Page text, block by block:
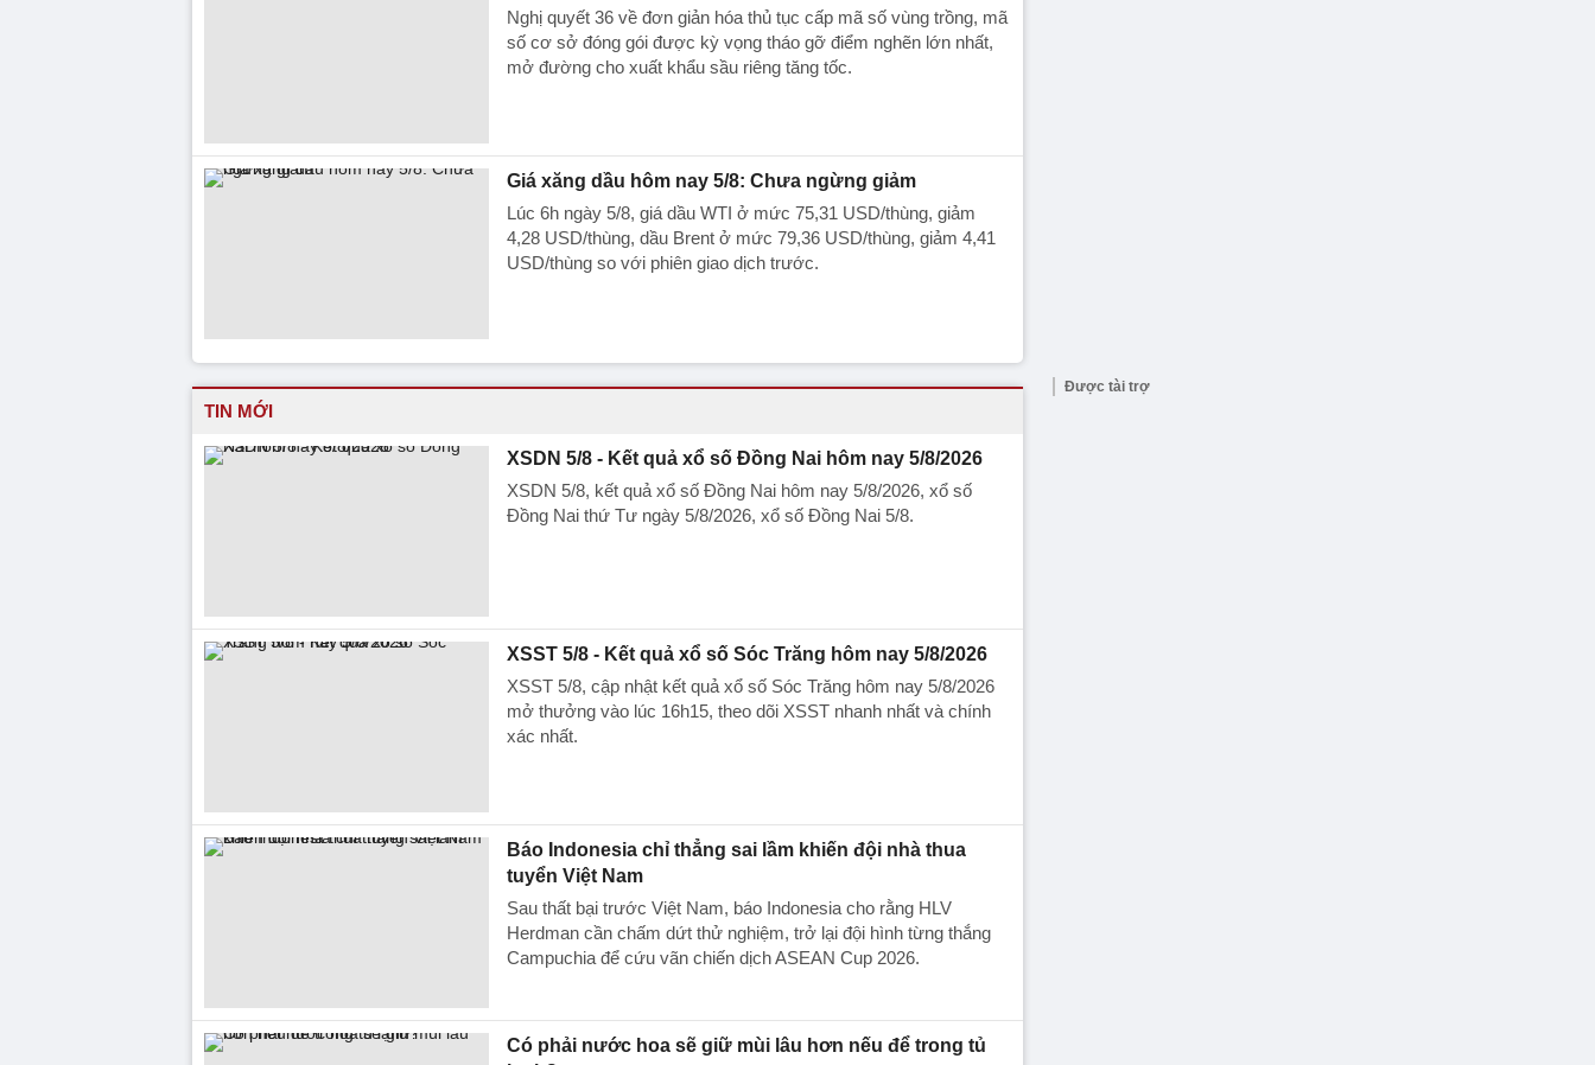
Nghị quyết 36 về đơn giản hóa thủ tục cấp mã số vùng trồng, mã
số cơ sở đóng gói được kỳ vọng tháo gỡ điểm nghẽn lớn nhất,
mở đường cho xuất khẩu sầu riêng tăng tốc.
Giá xăng dầu hôm nay 5/8: Chưa ngừng giảm
Lúc 6h ngày 5/8, giá dầu WTI ở mức 75,31 USD/thùng, giảm
4,28 USD/thùng, dầu Brent ở mức 79,36 USD/thùng, giảm 4,41
USD/thùng so với phiên giao dịch trước.
TIN MỚI
XSDN 5/8 - Kết quả xổ số Đồng Nai hôm nay 5/8/2026
XSDN 5/8, kết quả xổ số Đồng Nai hôm nay 5/8/2026, xổ số
Đồng Nai thứ Tư ngày 5/8/2026, xổ số Đồng Nai 5/8.
XSST 5/8 - Kết quả xổ số Sóc Trăng hôm nay 5/8/2026
XSST 5/8, cập nhật kết quả xổ số Sóc Trăng hôm nay 5/8/2026
mở thưởng vào lúc 16h15, theo dõi XSST nhanh nhất và chính
xác nhất.
Báo Indonesia chỉ thẳng sai lầm khiến đội nhà thua
tuyển Việt Nam
Sau thất bại trước Việt Nam, báo Indonesia cho rằng HLV
Herdman cần chấm dứt thử nghiệm, trở lại đội hình từng thắng
Campuchia để cứu vãn chiến dịch ASEAN Cup 2026.
Có phải nước hoa sẽ giữ mùi lâu hơn nếu để trong tủ
Được tài trợ